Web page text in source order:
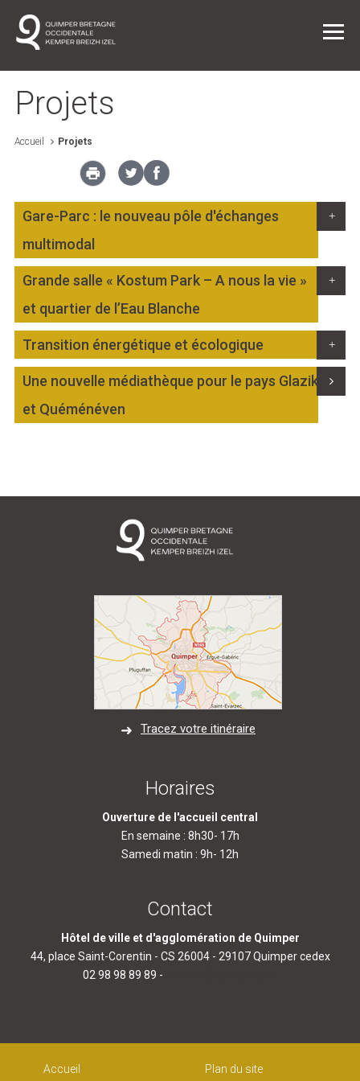
Vie quotidienne
Entreprendre dans l'agglo
L'agglo / L'institution
Projets
Projets
Accueil Projets
Gare-Parc : le nouveau pôle d'échanges
multimodal
Grande salle « Kostum Park – A nous la vie »
et quartier de l’Eau Blanche
Transition énergétique et écologique
Une nouvelle médiathèque pour le pays Glazik
et Quéménéven
Tracez votre itinéraire
Horaires
Ouverture de l'accueil central
En semaine : 8h30- 17h
Samedi matin : 9h- 12h
Contact
Hôtel de ville et d'agglomération de Quimper
44, place Saint-Corentin - CS 26004 - 29107 Quimper cedex
02 98 98 89 89 -
Accueil Plan du site